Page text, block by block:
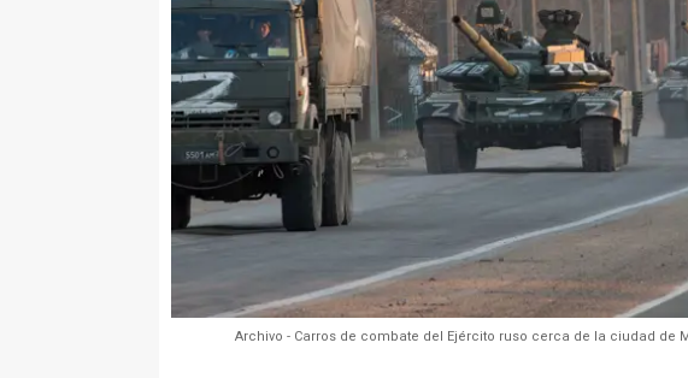
Archivo - Carros de combate del Ejército ruso cerca de la ciudad